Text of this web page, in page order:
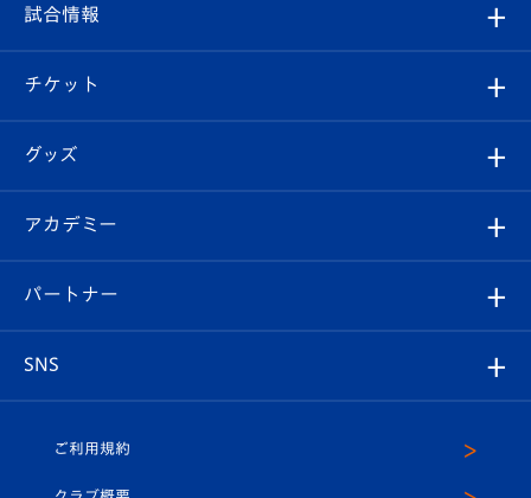
試合情報
チケット
イベント
メディア
ホームタウン
クラブ概要
エンブレム紹介
スタッフプロフィール
マスコット紹介
観戦ルール
はじめての観戦ガイド
Revive Team
ヴィヴィくんの長崎おもてなしガイド
試合情報
試合日程/結果
フォトギャラリー
スタジアムグルメ
チケット
チケット
V-LOVERS（ファンクラブ）
プレイヤーズスイート
グッズ
オンラインショップ
店舗情報
アカデミー
育成からのお知らせ
U-18
パートナー
SNS
ヴィヴィくんインスタグラム
ご利用規約